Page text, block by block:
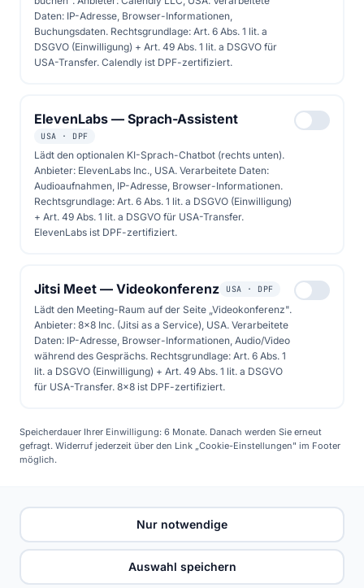
Solarthermie - Wärme
direkt aus der Sonne
Die wohl einfachste Art, die Sonne zu nutzen
– ganz ohne Wechselrichter, Batterie und
Kostenlose Beratung
Jetzt anhören
#48 Solarthermie - Wärme direkt aus der Sonne
Abonnieren bei deinem Lieblings-Anbieter:
Daten: IP-Adresse, Browser-Informationen,
Buchungsdaten. Rechtsgrundlage: Art. 6 Abs. 1 lit. a
DSGVO (Einwilligung) + Art. 49 Abs. 1 lit. a DSGVO für
USA-Transfer. Calendly ist DPF-zertifiziert.
ElevenLabs — Sprach-Assistent
USA · DPF
Lädt den optionalen KI-Sprach-Chatbot (rechts unten).
Anbieter: ElevenLabs Inc., USA. Verarbeitete Daten:
Audioaufnahmen, IP-Adresse, Browser-Informationen.
Rechtsgrundlage: Art. 6 Abs. 1 lit. a DSGVO (Einwilligung)
+ Art. 49 Abs. 1 lit. a DSGVO für USA-Transfer.
ElevenLabs ist DPF-zertifiziert.
Jitsi Meet — Videokonferenz USA · DPF
Lädt den Meeting-Raum auf der Seite „Videokonferenz".
Anbieter: 8x8 Inc. (Jitsi as a Service), USA. Verarbeitete
Daten: IP-Adresse, Browser-Informationen, Audio/Video
während des Gesprächs. Rechtsgrundlage: Art. 6 Abs. 1
lit. a DSGVO (Einwilligung) + Art. 49 Abs. 1 lit. a DSGVO
für USA-Transfer. 8x8 ist DPF-zertifiziert.
Speicherdauer Ihrer Einwilligung: 6 Monate. Danach werden Sie erneut
gefragt. Widerruf jederzeit über den Link „Cookie-Einstellungen" im Footer
möglich.
Nur notwendige
Auswahl speichern